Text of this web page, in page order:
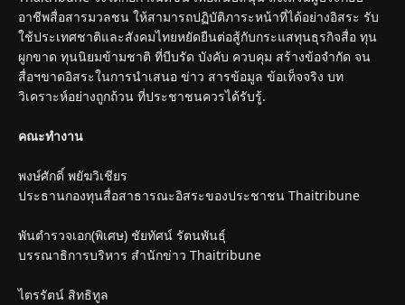
อาชีพสื่อสารมวลชน ให้สามารถปฏิบัติภาระหน้าที่ได้อย่างอิสระ รับ
ใช้ประเทศชาติและสังคมไทยหยัดยืนต่อสู้กับกระแสทุนธุรกิจสื่อ ทุน
ผูกขาด ทุนนิยมข้ามชาติ ที่บีบรัด บังคับ ควบคุม สร้างข้อจำกัด จน
สื่อฯขาดอิสระในการนำเสนอ ข่าว สารข้อมูล ข้อเท็จจริง บท
วิเคราะห์อย่างถูกถ้วน ที่ประชาชนควรได้รับรู้.
คณะทำงาน
พงษ์ศักดิ์ พยัฆวิเชียร
ประธานกองทุนสื่อสาธารณะอิสระของประชาชน Thaitribune
พันตำรวจเอก(พิเศษ) ชัยทัศน์ รัตนพันธุ์
บรรณาธิการบริหาร สำนักข่าว Thaitribune
ไตรรัตน์ สิทธิทูล